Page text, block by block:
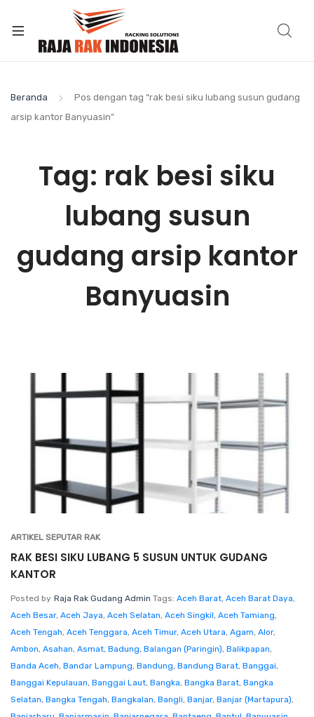
Beranda
Pos dengan tag “rak besi siku lubang susun gudang
arsip kantor Banyuasin”
Tag: rak besi siku
lubang susun
gudang arsip kantor
Banyuasin
ARTIKEL SEPUTAR RAK
RAK BESI SIKU LUBANG 5 SUSUN UNTUK GUDANG
KANTOR
Posted by Raja Rak Gudang Admin Tags: Aceh Barat, Aceh Barat Daya,
Aceh Besar, Aceh Jaya, Aceh Selatan, Aceh Singkil, Aceh Tamiang,
Aceh Tengah, Aceh Tenggara, Aceh Timur, Aceh Utara, Agam, Alor,
Ambon, Asahan, Asmat, Badung, Balangan (Paringin), Balikpapan,
Banda Aceh, Bandar Lampung, Bandung, Bandung Barat, Banggai,
Banggai Kepulauan, Banggai Laut, Bangka, Bangka Barat, Bangka
Selatan, Bangka Tengah, Bangkalan, Bangli, Banjar, Banjar (Martapura),